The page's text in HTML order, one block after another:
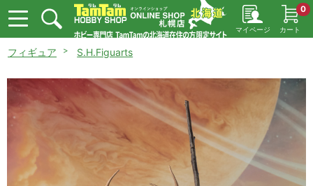
マイページ カート
0
フィギュア S.H.Figuarts